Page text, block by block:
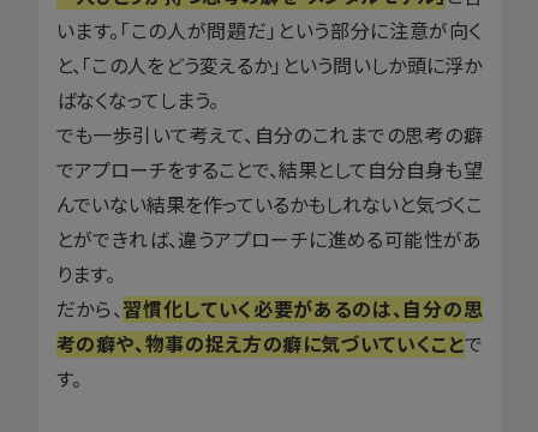
います。「この人が問題だ」という部分に注意が向く
と、「この人をどう変えるか」という問いしか頭に浮か
ばなくなってしまう。
でも一歩引いて考えて、自分のこれまでの思考の癖
でアプローチをすることで、結果として自分自身も望
んでいない結果を作っているかもしれないと気づくこ
とができれば、違うアプローチに進める可能性があ
ります。
だから、習慣化していく必要があるのは、自分の思
考の癖や、物事の捉え方の癖に気づいていくことで
す。